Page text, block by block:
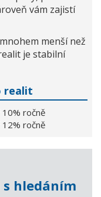
vám zajistí
menší než
je stabilní
realit
10% ročně
12% ročně
s hledáním